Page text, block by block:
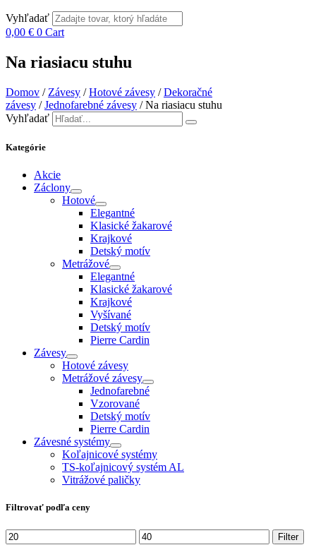
Vyhľadať
0,00 € 0 Cart
Na riasiacu stuhu
Domov / Závesy /Hotové závesy /Dekoračné
závesy /Jednofarebné závesy / Na riasiacu stuhu
Vyhľadať
Kategórie
Akcie
Záclony
Hotové
Elegantné
Klasické žakarové
Krajkové
Detský motív
Metrážové
Elegantné
Klasické žakarové
Krajkové
Vyšívané
Detský motív
Pierre Cardin
Závesy
Hotové závesy
Metrážové závesy
Jednofarebné
Vzorované
Detský motív
Pierre Cardin
Závesné systémy
Koľajnicové systémy
TS-koľajnicový systém AL
Vitrážové paličky
Filtrovať podľa ceny
Minimálna
cena
Maximálna
cena
Filter